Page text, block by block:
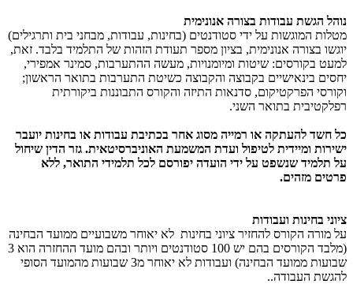
נוהל הגשת עבודות בצורה אנונימית
מטלות המוגשות על ידי סטודנטים (בחינות, עבודות, מבחני בית ותרגילים)
יוגשו בצורה אנונימית, בציון מספר תעודת הזהות של התלמיד בלבד. זאת,
למעט בקורסים: שיטות ומיומנויות, מעשה ההתערבות, סמינר אמפירי,
יחסים בינאישיים בקבוצה והקבוצה כשיטת התערבות בתואר הראשון;
וקורסי הפרקטיקום, סדנאות התיזה והקורס התבוננות ביקורתית
רפלקטיבית בתואר השני.
כל חשד להעתקה או רמייה מסוג אחר בכתיבת עבודות או בחינות יועבר
ישירות ומיידית לטיפול ועדת המשמעת האוניברסיטאית. גזר הדין שיחול
על תלמיד שנשפט על ידי הועדה יפורסם לכל תלמידי התואר, ללא
פרטים מזהים.
ציוני בחינות ועבודות
על מורה הקורס להחזיר ציוני בחינות לא יאוחר משבועיים ממועד הבחינה
(מלבד הקורסים בהם יש 100 סטודנטים ויותר ובהם מועד ההחזרה הוא 3
שבועות ממועד הבחינה) ועבודות לא יאוחר מ3 שבועות מהמועד הסופי
להגשת העבודה..